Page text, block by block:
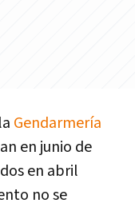
Gendarmería
en junio de
en abril
no se